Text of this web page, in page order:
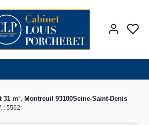
m², Montreuil 93100Seine-Saint-Denis
: 5562